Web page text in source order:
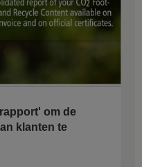
om de
klanten te